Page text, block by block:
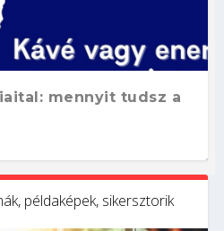
mennyit tudsz a
példaképek, sikersztorik